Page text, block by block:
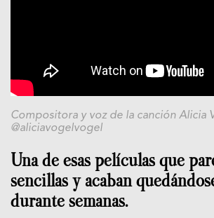
Compositora y voz de la canción Alicia
@aliciavogelvogel
Una de esas películas que
sencillas y acaban
durante semanas.